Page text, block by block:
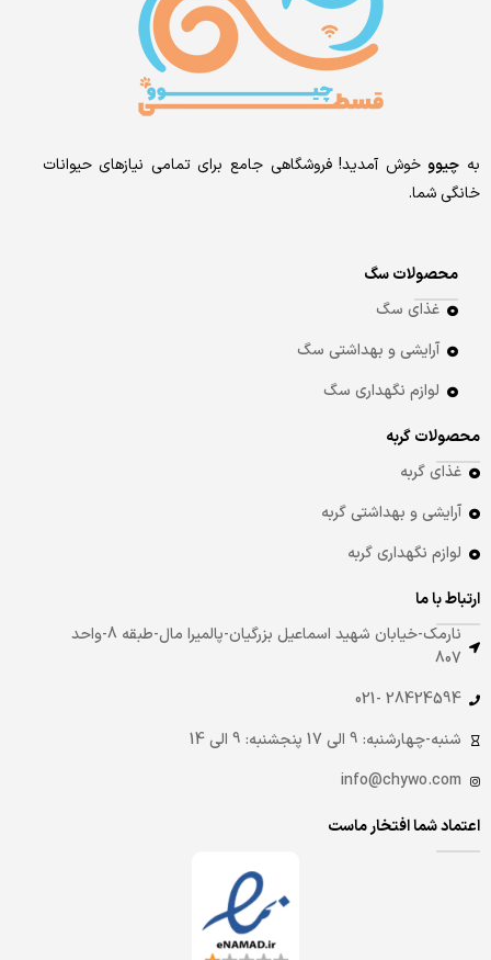
به چیوو خوش آمدید! فروشگاهی جامع برای تمامی نیازهای حیوانات
خانگی شما.
محصولات سگ
غذای سگ
آرایشی و بهداشتی سگ
لوازم نگهداری سگ
محصولات گربه
غذای گربه
آرایشی و بهداشتی گربه
لوازم نگهداری گربه
ارتباط با ما
نارمک-خیابان شهید اسماعیل بزرگیان-پالمیرا مال-طبقه 8-واحد
807
28424594 -021
شنبه-چهارشنبه: 9 الی 17 پنجشنبه: 9 الی 14
info@chywo.com
اعتماد شما افتخار ماست